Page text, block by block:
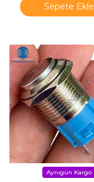
Sepete Ekle